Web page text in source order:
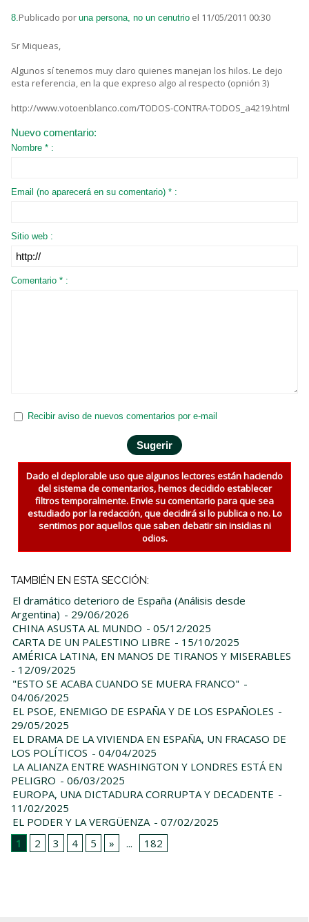
8.Publicado por una persona, no un cenutrio el 11/05/2011 00:30
Sr Miqueas,
Algunos sí tenemos muy claro quienes manejan los hilos. Le dejo
esta referencia, en la que expreso algo al respecto (opnión 3)
http://www.votoenblanco.com/TODOS-CONTRA-TODOS_a4219.html
Nuevo comentario:
Nombre * :
Email (no aparecerá en su comentario) * :
Sitio web :
Comentario * :
Recibir aviso de nuevos comentarios por e-mail
Dado el deplorable uso que algunos lectores están haciendo
del sistema de comentarios, hemos decidido establecer
filtros temporalmente. Envie su comentario para que sea
estudiado por la redacción, que decidirá si lo publica o no. Lo
sentimos por aquellos que saben debatir sin insidias ni
odios.
TAMBIÉN EN ESTA SECCIÓN:
El dramático deterioro de España (Análisis desde
Argentina) - 29/06/2026
CHINA ASUSTA AL MUNDO - 05/12/2025
CARTA DE UN PALESTINO LIBRE - 15/10/2025
AMÉRICA LATINA, EN MANOS DE TIRANOS Y MISERABLES
- 12/09/2025
"ESTO SE ACABA CUANDO SE MUERA FRANCO" -
04/06/2025
EL PSOE, ENEMIGO DE ESPAÑA Y DE LOS ESPAÑOLES -
29/05/2025
EL DRAMA DE LA VIVIENDA EN ESPAÑA, UN FRACASO DE
LOS POLÍTICOS - 04/04/2025
LA ALIANZA ENTRE WASHINGTON Y LONDRES ESTÁ EN
PELIGRO - 06/03/2025
EUROPA, UNA DICTADURA CORRUPTA Y DECADENTE -
11/02/2025
EL PODER Y LA VERGÜENZA - 07/02/2025
1
2 3 4 5 » ... 182